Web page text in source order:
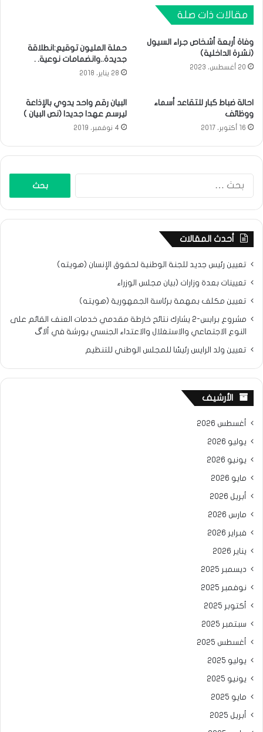
مقالات ذات صلة
وفاة أربعة أشخاص جراء السيول
(نشرة الداخلية)
20 أغسطس، 2023
حملة المليون توقيع:انطلاقة
جديدة..وانضمامات نوعية. .
28 يناير، 2018
احالة ضباط كبار للتقاعد أسماء
ووظائف
16 أكتوبر، 2017
البيان رقم واحد يدوي بالإذاعة
ليرسم عهدا جديدا (نص البيان )
4 نوفمبر، 2019
أحدث المقالات
تعيين رئيس جديد للجنة الوطنية لحقوق الإنسان (هويته)
تعيينات بعدة وزارات (بيان مجلس الوزراء
تعيين مكلف بمهمة برئاسة الجمهورية (هويته)
مشروع برابس-2 يشارك نتائح خارطة مقدمي خدمات العنف القائم على
النوع الاجتماعي والاستغلال والاعتداء الجنسي بورشة في ألاگ
تعيين ولد الرايس رئيسًا للمجلس الوطني للتنظيم
الأرشيف
أغسطس 2026
يوليو 2026
يونيو 2026
مايو 2026
أبريل 2026
مارس 2026
فبراير 2026
يناير 2026
ديسمبر 2025
نوفمبر 2025
أكتوبر 2025
سبتمبر 2025
أغسطس 2025
يوليو 2025
يونيو 2025
مايو 2025
أبريل 2025